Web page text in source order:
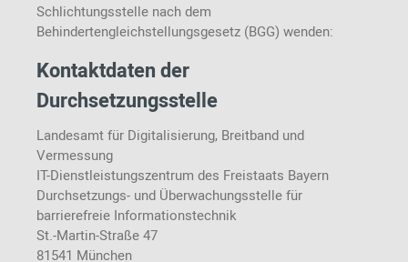
Schlichtungsstelle nach dem
Behindertengleichstellungsgesetz (BGG) wenden:
Kontaktdaten der
Durchsetzungsstelle
Landesamt für Digitalisierung, Breitband und
Vermessung
IT-Dienstleistungszentrum des Freistaats Bayern
Durchsetzungs- und Überwachungsstelle für
barrierefreie Informationstechnik
St.-Martin-Straße 47
81541 München